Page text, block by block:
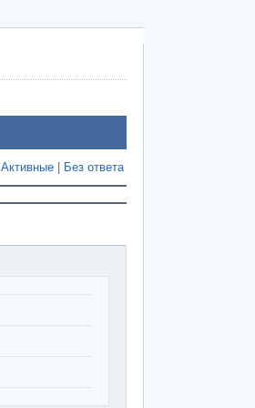
Активные Без ответа